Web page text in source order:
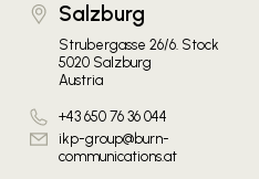
Salzburg
Strubergasse 26/6. Stock
5020 Salzburg
Austria
+43 650 76 36 044
ikp-group@burn-
communications.at